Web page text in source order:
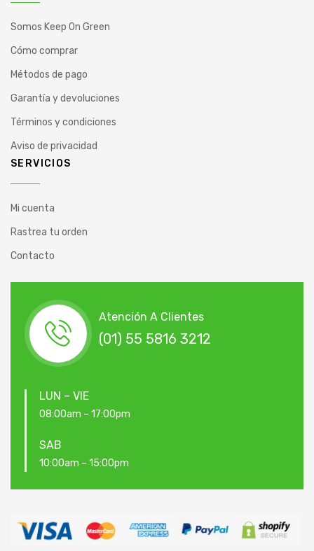
Somos Keep On Green
Cómo comprar
Métodos de pago
Garantía y devoluciones
Términos y condiciones
Aviso de privacidad
SERVICIOS
Mi cuenta
Rastrea tu orden
Contacto
Atención A Clientes
(01) 55 5816 3212
LUN – VIE
08:00am – 17:00pm
SAB
10:00am – 15:00pm